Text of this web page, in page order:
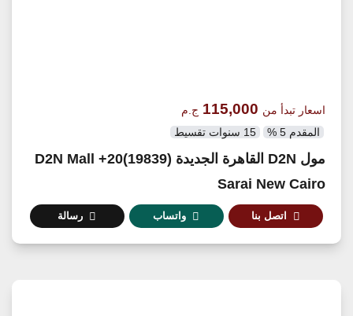
اسعار تبدأ من 115,000 ج.م
المقدم 5 % 15 سنوات تقسيط
مول D2N القاهرة الجديدة (19839)20+ D2N Mall
Sarai New Cairo
اتصل بنا واتساب رسالة